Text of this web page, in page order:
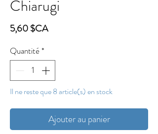
Chiarugi
5,60 $CAPrix
Quantité*
Il ne reste que 8 article(s) en stock
Ajouter au panier